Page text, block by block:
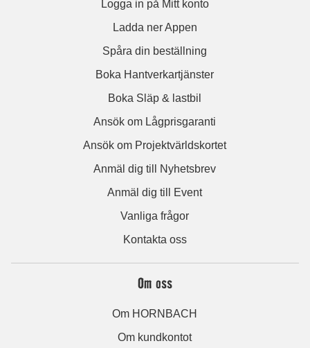
Logga in på Mitt konto
Ladda ner Appen
Spåra din beställning
Boka Hantverkartjänster
Boka Släp & lastbil
Ansök om Lågprisgaranti
Ansök om Projektvärldskortet
Anmäl dig till Nyhetsbrev
Anmäl dig till Event
Vanliga frågor
Kontakta oss
Om oss
Om HORNBACH
Om kundkontot